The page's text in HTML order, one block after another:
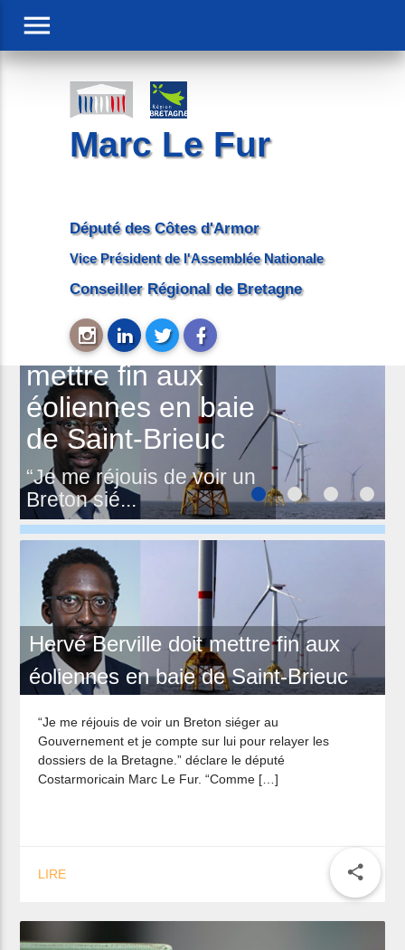
Marc Le Fur
Député des Côtes d'Armor
Vice Président de l'Assemblée Nationale
Conseiller Régional de Bretagne
menu
Hervé Berville doit
mettre fin aux
éoliennes en baie
de Saint-Brieuc
“Je me réjouis de voir un
Breton sié...
Hervé Berville doit mettre fin aux
éoliennes en baie de Saint-Brieuc
“Je me réjouis de voir un Breton siéger au
Gouvernement et je compte sur lui pour relayer les
dossiers de la Bretagne.” déclare le député
Costarmoricain Marc Le Fur. “Comme […]
LIRE share